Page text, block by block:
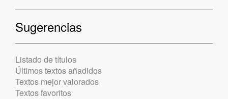
Sugerencias
Listado de títulos
Últimos textos añadidos
Textos mejor valorados
Textos favoritos